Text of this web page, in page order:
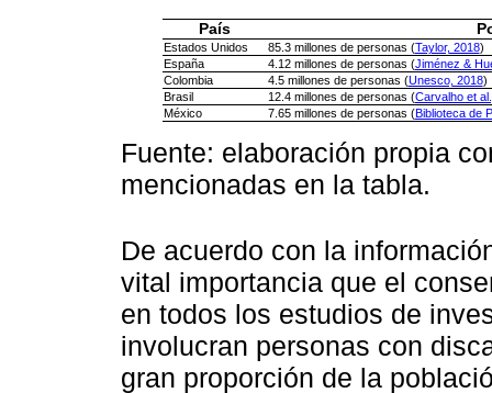
País
Estados Unidos 85.3 millones de personas (Taylor, 2018)
España
4.12 millones de personas (Jiménez &
Colombia
4.5 millones de personas (Unesco, 2018)
Brasil
12.4 millones de personas (Carvalho et
México
7.65 millones de personas (Biblioteca de
Fuente: elaboración propia
mencionadas en la tabla.
De acuerdo con la
vital importancia que el
en todos los estudios de
involucran personas con
gran proporción de la